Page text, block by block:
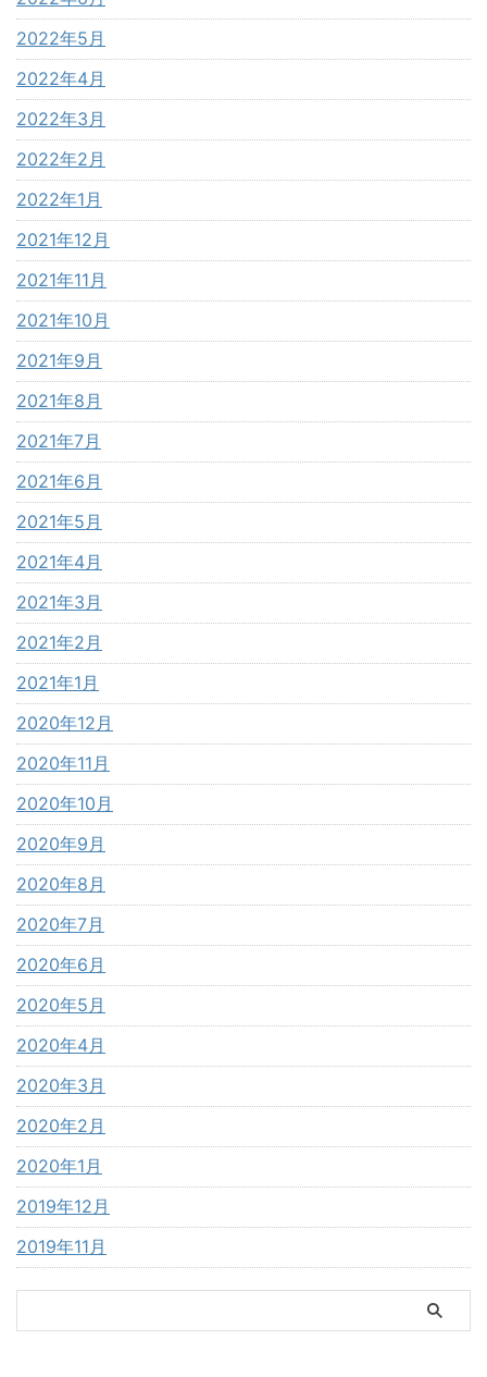
2022年5月
2022年4月
2022年3月
2022年2月
2022年1月
2021年12月
2021年11月
2021年10月
2021年9月
2021年8月
2021年7月
2021年6月
2021年5月
2021年4月
2021年3月
2021年2月
2021年1月
2020年12月
2020年11月
2020年10月
2020年9月
2020年8月
2020年7月
2020年6月
2020年5月
2020年4月
2020年3月
2020年2月
2020年1月
2019年12月
2019年11月